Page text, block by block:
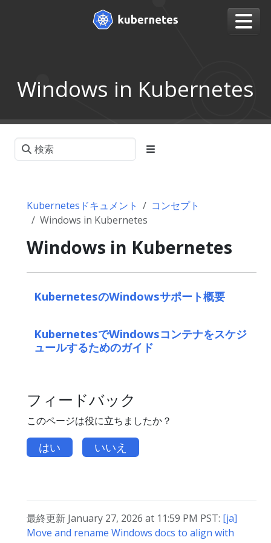
Windows in Kubernetes
Kubernetesドキュメント
コンセプト
Windows in Kubernetes
Windows in Kubernetes
KubernetesのWindowsサポート概要
KubernetesでWindowsコンテナをスケジ
ュールするためのガイド
フィードバック
このページは役に立ちましたか？
はい いいえ
最終更新 January 27, 2026 at 11:59 PM PST: [ja]
Move and rename Windows docs to align with